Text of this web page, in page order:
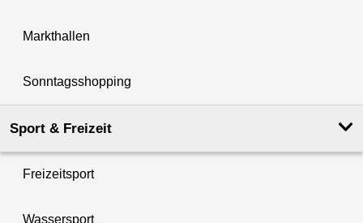
Markthallen
Sonntagsshopping
Sport & Freizeit
Freizeitsport
Wassersport